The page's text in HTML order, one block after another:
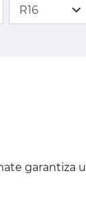
garantiza